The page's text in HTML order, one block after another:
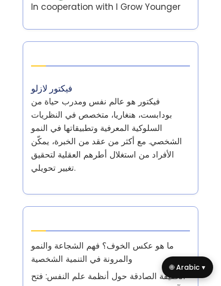
In cooperation with I Grow Younger
فيكتور لازلو
فيكتور هو عالم نفس ومدرب حياة من
بودابست، هنغاريا، متخصص في النظريات
السلوكية المعرفية وتطبيقاتها في النمو
الشخصي. مع أكثر من عقد من الخبرة، يمكّن
الأفراد من استغلال أطرهم العقلية لتحقيق
تغيير تحويلي.
ما هو عكس الخوف؟ فهم الشجاعة والنمو
والمرونة في التنمية الشخصية
الحقيقة الصادقة حول أنظمة علم النفس: فتح
🌐 Arabic ▾